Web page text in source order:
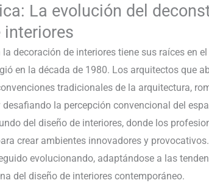
La evolución del
interiores
decoración de interiores tiene sus raíces en
en la década de 1980. Los arquitectos que
tradicionales de la arquitectura,
la percepción convencional del
del diseño de interiores, donde los
crear ambientes innovadores y
evolucionando, adaptándose a las
del diseño de interiores contemporáneo.